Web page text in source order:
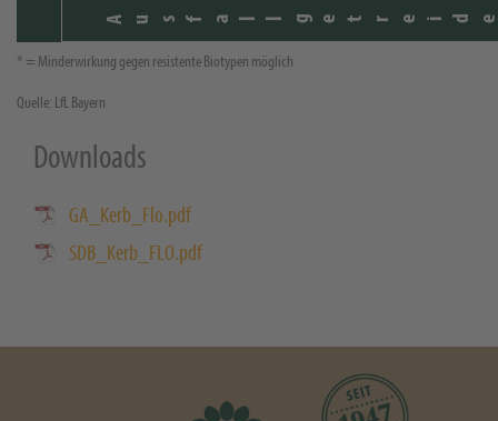
* = Minderwirkung gegen resistente Biotypen möglich
Quelle: LfL Bayern
Downloads
GA_Kerb_Flo.pdf
SDB_Kerb_FLO.pdf